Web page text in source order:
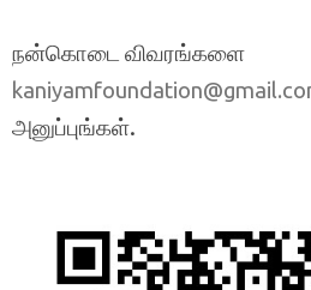
நன்கொடை விவரங்களை
அனுப்புங்கள்.